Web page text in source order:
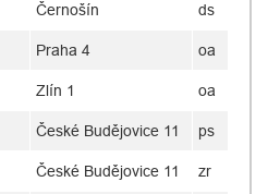
Černošín ds
Praha 4 oa
Zlín 1 oa
České Budějovice 11 ps
České Budějovice 11 zr